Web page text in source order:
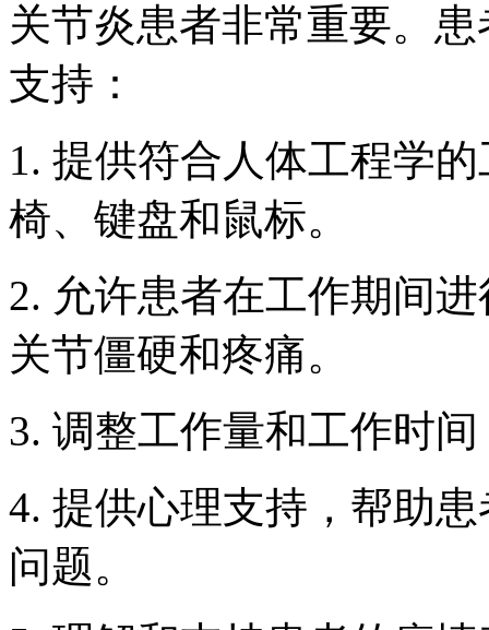
关节炎患者非常重要。
支持：
1. 提供符合人体工程学
椅、键盘和鼠标。
2. 允许患者在工作期间
关节僵硬和疼痛。
3. 调整工作量和工作时
4. 提供心理支持，帮助
问题。